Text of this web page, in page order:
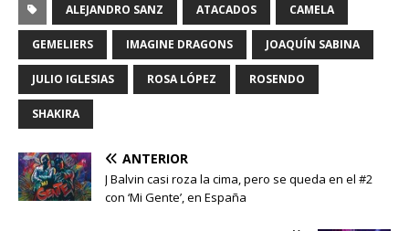
ALEJANDRO SANZ ATACADOS CAMELA
GEMELIERS IMAGINE DRAGONS JOAQUÍN SABINA
JULIO IGLESIAS ROSA LÓPEZ ROSENDO
SHAKIRA
ANTERIOR
J Balvin casi roza la cima, pero se queda en el #2
con ‘Mi Gente’, en España